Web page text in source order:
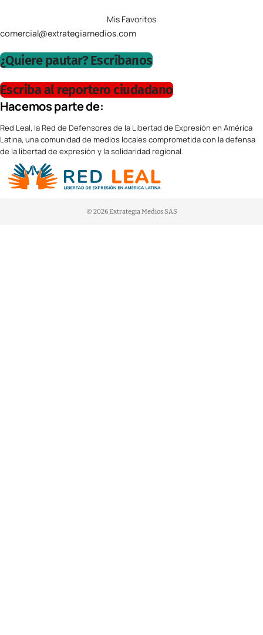
Mis Favoritos
comercial@extrategiamedios.com
¿Quiere pautar? Escríbanos
Escriba al reportero ciudadano
Hacemos parte de:
Red Leal, la Red de Defensores de la Libertad de Expresión en América
Latina, una comunidad de medios locales comprometida con la defensa
de la libertad de expresión y la solidaridad regional.
© 2026 Extrategia Medios SAS